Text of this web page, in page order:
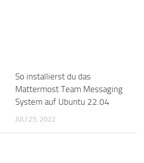
So installierst du das
Mattermost Team Messaging
System auf Ubuntu 22.04
JULI 25, 2022